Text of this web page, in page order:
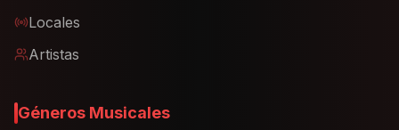
Locales
Artistas
Géneros Musicales